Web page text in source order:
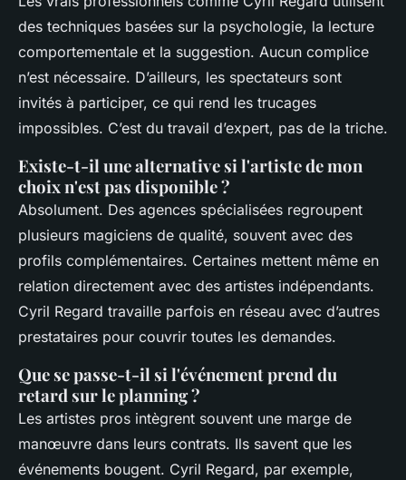
des techniques basées sur la psychologie, la lecture
comportementale et la suggestion. Aucun complice
n’est nécessaire. D’ailleurs, les spectateurs sont
invités à participer, ce qui rend les trucages
impossibles. C’est du travail d’expert, pas de la triche.
Existe-t-il une alternative si l'artiste de mon
choix n'est pas disponible ?
Absolument. Des agences spécialisées regroupent
plusieurs magiciens de qualité, souvent avec des
profils complémentaires. Certaines mettent même en
relation directement avec des artistes indépendants.
Cyril Regard travaille parfois en réseau avec d’autres
prestataires pour couvrir toutes les demandes.
Que se passe-t-il si l'événement prend du
retard sur le planning ?
Les artistes pros intègrent souvent une marge de
manœuvre dans leurs contrats. Ils savent que les
événements bougent. Cyril Regard, par exemple,